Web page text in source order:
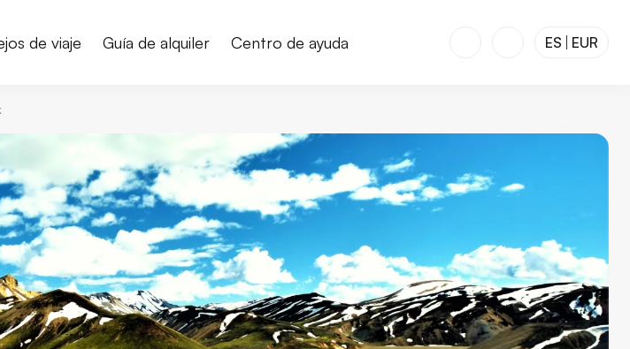
de viaje Guía de alquiler Centro de ayuda ES EUR